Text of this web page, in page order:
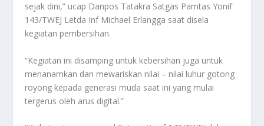
sejak dini,” ucap Danpos Tatakra Satgas Pamtas Yonif
143/TWEJ Letda Inf Michael Erlangga saat disela
kegiatan pembersihan.
“Kegiatan ini disamping untuk kebersihan juga untuk
menanamkan dan mewariskan nilai – nilai luhur gotong
royong kepada generasi muda saat ini yang mulai
tergerus oleh arus digital.”